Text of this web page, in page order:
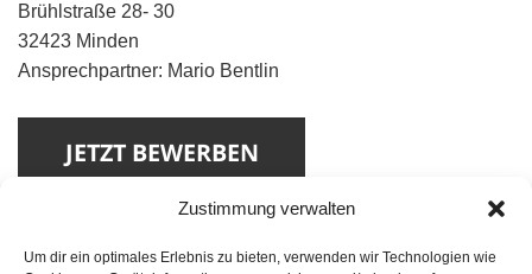
Zustimmung verwalten
Um dir ein optimales Erlebnis zu bieten, verwenden wir Technologien wie
Brühlstraße 28- 30
32423 Minden
Ansprechpartner: Mario Bentlin